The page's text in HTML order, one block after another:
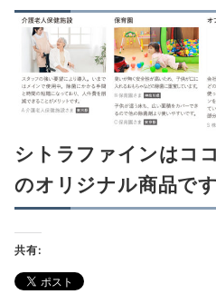
シトラファインはコ
のオリジナル商品です
共有: